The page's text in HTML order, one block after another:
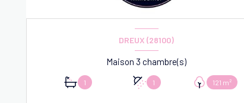
DREUX (28100)
Maison 3 chambre(s)
1 1 121 m²